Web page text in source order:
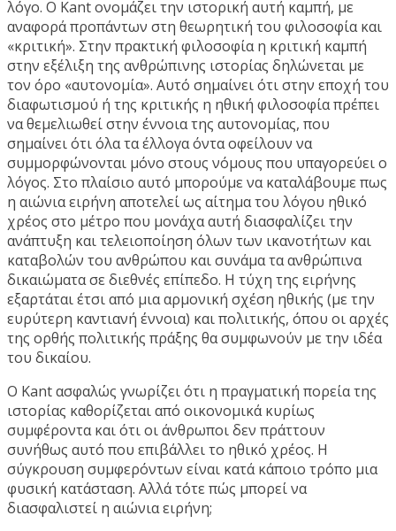
λόγο. Ο Kant ονομάζει την ιστορική αυτή καμπή, με
αναφορά προπάντων στη θεωρητική του φιλοσοφία και
«κριτική». Στην πρακτική φιλοσοφία η κριτική καμπή
στην εξέλιξη της ανθρώπινης ιστορίας δηλώνεται με
τον όρο «αυτονομία». Αυτό σημαίνει ότι στην εποχή του
διαφωτισμού ή της κριτικής η ηθική φιλοσοφία πρέπει
να θεμελιωθεί στην έννοια της αυτονομίας, που
σημαίνει ότι όλα τα έλλογα όντα οφείλουν να
συμμορφώνονται μόνο στους νόμους που υπαγορεύει ο
λόγος. Στο πλαίσιο αυτό μπορούμε να καταλάβουμε πως
η αιώνια ειρήνη αποτελεί ως αίτημα του λόγου ηθικό
χρέος στο μέτρο που μονάχα αυτή διασφαλίζει την
ανάπτυξη και τελειοποίηση όλων των ικανοτήτων και
καταβολών του ανθρώπου και συνάμα τα ανθρώπινα
δικαιώματα σε διεθνές επίπεδο. Η τύχη της ειρήνης
εξαρτάται έτσι από μια αρμονική σχέση ηθικής (με την
ευρύτερη καντιανή έννοια) και πολιτικής, όπου οι αρχές
της ορθής πολιτικής πράξης θα συμφωνούν με την ιδέα
του δικαίου.
Ο Kant ασφαλώς γνωρίζει ότι η πραγματική πορεία της
ιστορίας καθορίζεται από οικονομικά κυρίως
συμφέροντα και ότι οι άνθρωποι δεν πράττουν
συνήθως αυτό που επιβάλλει το ηθικό χρέος. Η
σύγκρουση συμφερόντων είναι κατά κάποιο τρόπο μια
φυσική κατάσταση. Αλλά τότε πώς μπορεί να
διασφαλιστεί η αιώνια ειρήνη;